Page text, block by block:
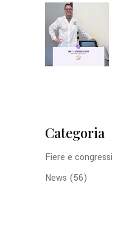
Categoria
Fiere e congressi
News (56)